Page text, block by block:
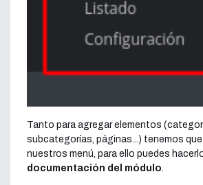
Tanto para agregar elementos
subcategorías, páginas...) tenemos
nuestros menú, para ello puedes
documentación del módulo